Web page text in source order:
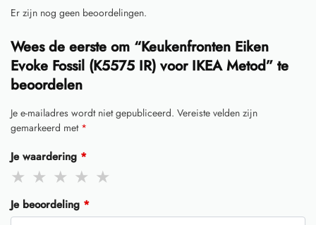
Er zijn nog geen beoordelingen.
Wees de eerste om “Keukenfronten Eiken
Evoke Fossil (K5575 IR) voor IKEA Metod” te
beoordelen
Je e-mailadres wordt niet gepubliceerd. Vereiste velden zijn
gemarkeerd met *
Je waardering *
Je beoordeling *